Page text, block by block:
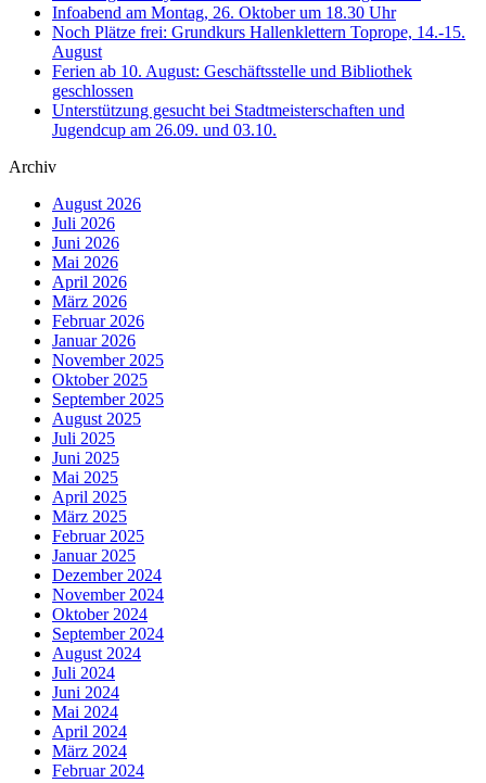
Infoabend am Montag, 26. Oktober um 18.30 Uhr
Noch Plätze frei: Grundkurs Hallenklettern Toprope, 14.-15.
August
Ferien ab 10. August: Geschäftsstelle und Bibliothek
geschlossen
Unterstützung gesucht bei Stadtmeisterschaften und
Jugendcup am 26.09. und 03.10.
Archiv
August 2026
Juli 2026
Juni 2026
Mai 2026
April 2026
März 2026
Februar 2026
Januar 2026
November 2025
Oktober 2025
September 2025
August 2025
Juli 2025
Juni 2025
Mai 2025
April 2025
März 2025
Februar 2025
Januar 2025
Dezember 2024
November 2024
Oktober 2024
September 2024
August 2024
Juli 2024
Juni 2024
Mai 2024
April 2024
März 2024
Februar 2024